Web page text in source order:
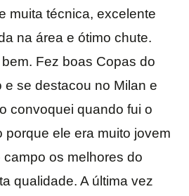
muita técnica, excelente
na área e ótimo chute.
Fez boas Copas do
e se destacou no Milan e
convoquei quando fui o
porque ele era muito jovem
os melhores do
qualidade. A última vez